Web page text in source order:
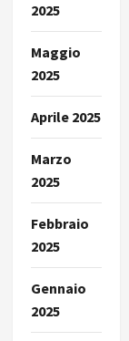
2025
Maggio
2025
Aprile 2025
Marzo
2025
Febbraio
2025
Gennaio
2025